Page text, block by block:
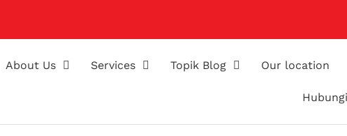
About Us Services Topik Blog Our location